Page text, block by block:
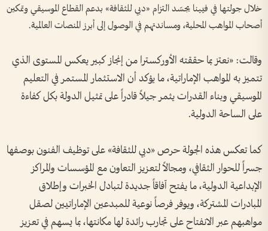
خلال جولتها في فيينا يجسّد التزام «دبي للثقافة» بدعم القطاع الموسيقي وتمكين
أصحاب المواهب المحلية، ومساندتهم في الوصول إلى أبرز المنصات العالمية.
وقالت: «نعتز بما حققته الأوركسترا من إنجاز كبير يعكس المستوى الذي
تتميز به المواهب الإماراتية، ما يؤكد أن الاستثمار المستمر في التعليم
الموسيقي وبناء القدرات يثمر جيلاً قادراً على تمثيل الدولة بكل كفاءة
على الساحة الدولية.
كما تعكس هذه الجولة حرص «دبي للثقافة» على توظيف الفنون بوصفها
جسراً للحوار الثقافي، ومجالاً لتعزيز التعاون مع المؤسسات والمراكز
الإبداعية الدولية، ما يفتح آفاقاً جديدة لتبادل الخبرات وإطلاق
المبادرات المشتركة، ويوفر فرصاً نوعية للمبدعين الإماراتيين لصقل
مواهبهم عبر الانفتاح على تجارب رائدة لها مكانتها، بما يسهم في تعزيز